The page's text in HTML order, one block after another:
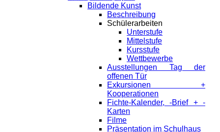
Bildende Kunst
Beschreibung
Schülerarbeiten
Unterstufe
Mittelstufe
Kursstufe
Wettbewerbe
Ausstellungen Tag der
offenen Tür
Exkursionen +
Kooperationen
Fichte-Kalender, -Brief + -
Karten
Filme
Präsentation im Schulhaus